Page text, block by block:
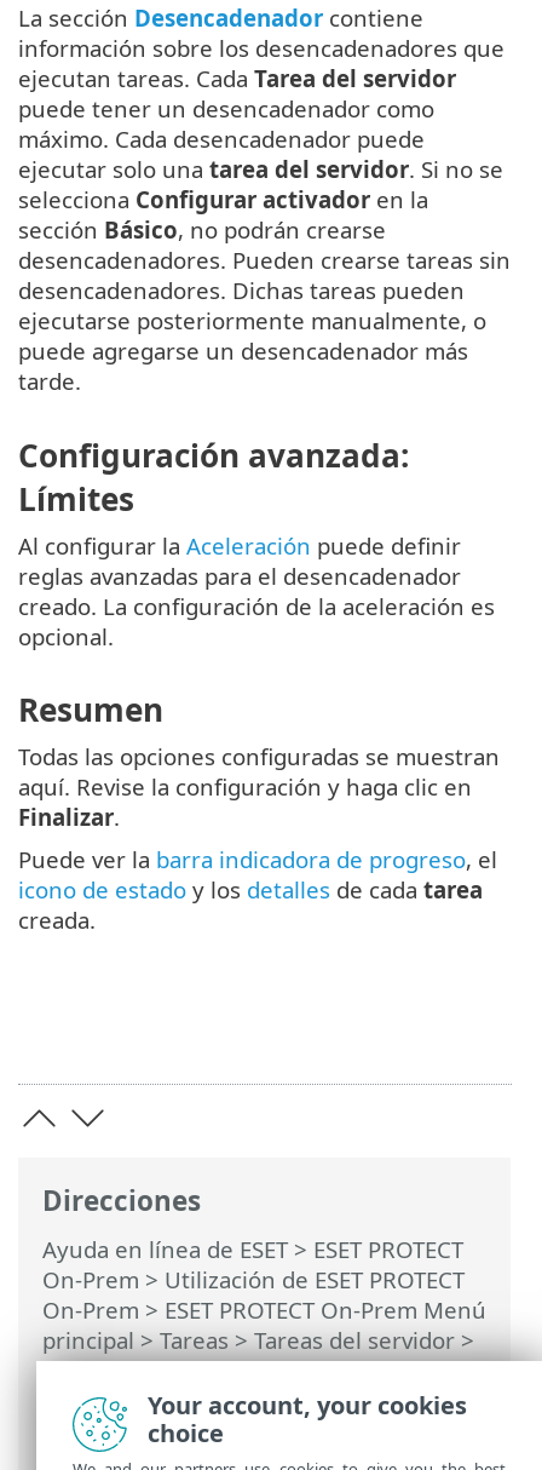
Direcciones
Ayuda en línea de ESET> ESET PROTECT
On-Prem > Utilización de ESET PROTECT
On-Prem > ESET PROTECT On-Prem Menú
principal>Tareas>Tareas del servidor>
Sincronización de grupos estáticos>
Modo de sincronización: red de MS
Windows
La sección Desencadenador contiene
información sobre los desencadenadores que
ejecutan tareas. Cada Tarea del servidor
puede tener un desencadenador como
máximo. Cada desencadenador puede
ejecutar solo una tarea del servidor. Si no se
selecciona Configurar activador en la
sección Básico, no podrán crearse
desencadenadores. Pueden crearse tareas sin
desencadenadores. Dichas tareas pueden
ejecutarse posteriormente manualmente, o
puede agregarse un desencadenador más
tarde.
Configuración avanzada:
Límites
Al configurar la Aceleración puede definir
reglas avanzadas para el desencadenador
creado. La configuración de la aceleración es
opcional.
Resumen
Todas las opciones configuradas se muestran
aquí. Revise la configuración y haga clic en
Finalizar.
Puede ver la barra indicadora de progreso, el
icono de estado y los detalles de cada tarea
creada.
Your account, your cookies
choice